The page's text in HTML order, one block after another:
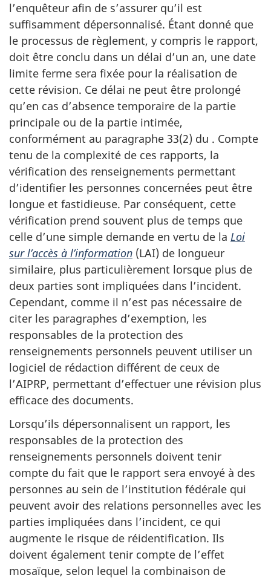
l’enquêteur afin de s’assurer qu’il est
suffisamment dépersonnalisé. Étant donné que
le processus de règlement, y compris le rapport,
doit être conclu dans un délai d’un an, une date
limite ferme sera fixée pour la réalisation de
cette révision. Ce délai ne peut être prolongé
qu’en cas d’absence temporaire de la partie
principale ou de la partie intimée,
conformément au paragraphe 33(2) du . Compte
tenu de la complexité de ces rapports, la
vérification des renseignements permettant
d’identifier les personnes concernées peut être
longue et fastidieuse. Par conséquent, cette
vérification prend souvent plus de temps que
celle d’une simple demande en vertu de la Loi
sur l’accès à l’information (LAI) de longueur
similaire, plus particulièrement lorsque plus de
deux parties sont impliquées dans l’incident.
Cependant, comme il n’est pas nécessaire de
citer les paragraphes d’exemption, les
responsables de la protection des
renseignements personnels peuvent utiliser un
logiciel de rédaction différent de ceux de
l’AIPRP, permettant d’effectuer une révision plus
efficace des documents.
Lorsqu’ils dépersonnalisent un rapport, les
responsables de la protection des
renseignements personnels doivent tenir
compte du fait que le rapport sera envoyé à des
personnes au sein de l’institution fédérale qui
peuvent avoir des relations personnelles avec les
parties impliquées dans l’incident, ce qui
augmente le risque de réidentification. Ils
doivent également tenir compte de l’effet
mosaïque, selon lequel la combinaison de